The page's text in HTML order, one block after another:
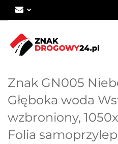
Znak GN005
Głęboka woda
wzbroniony,
Folia